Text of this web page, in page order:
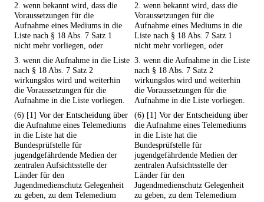
2. wenn bekannt wird, dass die
Voraussetzungen für die
Aufnahme eines Mediums in die
Liste nach § 18 Abs. 7 Satz 1
nicht mehr vorliegen, oder
2. wenn bekannt wird, dass die
Voraussetzungen für die
Aufnahme eines Mediums in die
Liste nach § 18 Abs. 7 Satz 1
nicht mehr vorliegen, oder
3. wenn die Aufnahme in die Liste
nach § 18 Abs. 7 Satz 2
wirkungslos wird und weiterhin
die Voraussetzungen für die
Aufnahme in die Liste vorliegen.
3. wenn die Aufnahme in die Liste
nach § 18 Abs. 7 Satz 2
wirkungslos wird und weiterhin
die Voraussetzungen für die
Aufnahme in die Liste vorliegen.
(6) [1] Vor der Entscheidung über
die Aufnahme eines Telemediums
in die Liste hat die
Bundesprüfstelle für
jugendgefährdende Medien der
zentralen Aufsichtsstelle der
Länder für den
Jugendmedienschutz Gelegenheit
zu geben, zu dem Telemedium
(6) [1] Vor der Entscheidung über
die Aufnahme eines Telemediums
in die Liste hat die
Bundesprüfstelle für
jugendgefährdende Medien der
zentralen Aufsichtsstelle der
Länder für den
Jugendmedienschutz Gelegenheit
zu geben, zu dem Telemedium